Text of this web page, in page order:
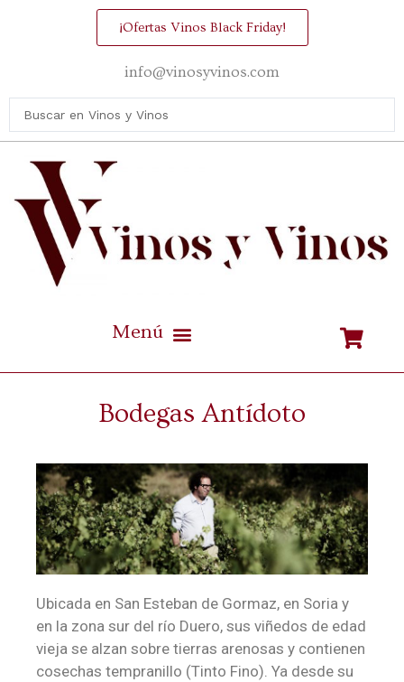
¡Ofertas Vinos Black Friday!
info@vinosyvinos.com
Bodegas Antídoto
Ubicada en San Esteban de Gormaz, en Soria y
en la zona sur del río Duero, sus viñedos de edad
vieja se alzan sobre tierras arenosas y contienen
cosechas tempranillo (Tinto Fino). Ya desde su